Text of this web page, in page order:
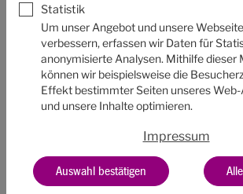
öffne Video in Lightbox
TEILEN
Statistik
Um unser Angebot und unsere
verbessern, erfassen wir Daten für
anonymisierte Analysen. Mithilfe dieser
können wir beispielsweise die
Effekt bestimmter Seiten unseres
und unsere Inhalte optimieren.
Impressum
Auswahl bestätigen